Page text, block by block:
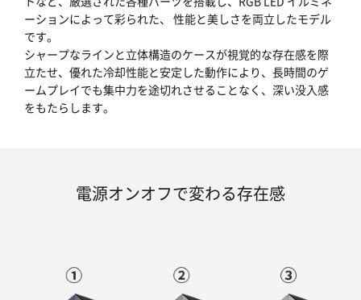
ーションによって彩られた、 性能と美しさを両立したモデル
です。
シャープなラインと立体構造のケースが視覚的な存在感を際
立たせ、優れた冷却性能と安定した動作により、長時間のゲ
ームプレイでも集中力を途切れさせることなく、深い没入感
をもたらします。
電源オンオフで変わる存在感